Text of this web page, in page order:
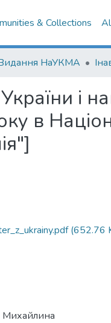
& Collections
НаУКМА
і
в
(652.76